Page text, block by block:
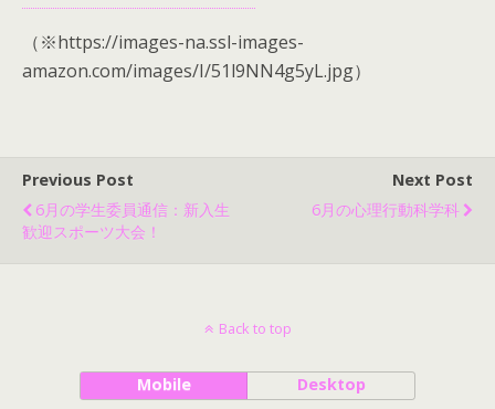
（※https://images-na.ssl-images-
amazon.com/images/I/51l9NN4g5yL.jpg）
Previous Post
6月の学生委員通信：新入生
歓迎スポーツ大会！
Next Post
6月の心理行動科学科
Back to top
Mobile Desktop